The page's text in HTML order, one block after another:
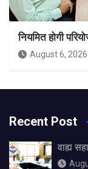
नियमित होगी
August 6, 2026
Recent Post
वाह्य